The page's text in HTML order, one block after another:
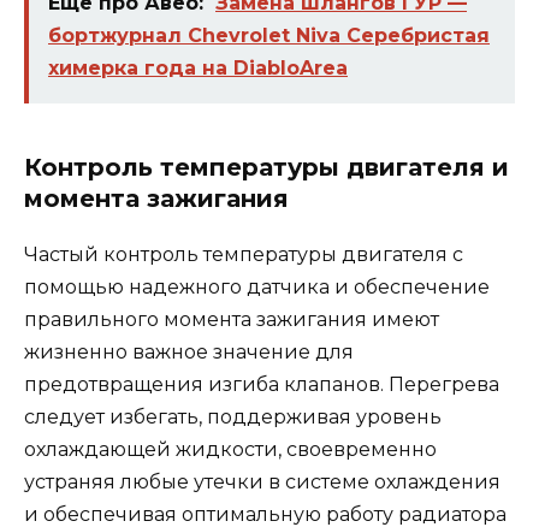
бортжурнал Chevrolet Niva Серебристая
химерка года на DiabloArea
Контроль температуры двигателя и
момента зажигания
Частый контроль температуры двигателя с
помощью надежного датчика и обеспечение
правильного момента зажигания имеют
жизненно важное значение для
предотвращения изгиба клапанов. Перегрева
следует избегать, поддерживая уровень
охлаждающей жидкости, своевременно
устраняя любые утечки в системе охлаждения
и обеспечивая оптимальную работу радиатора